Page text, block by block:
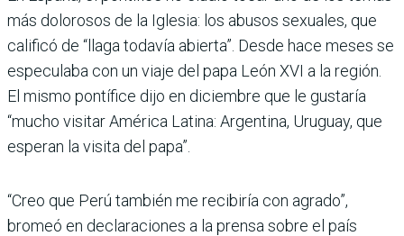
más dolorosos de la Iglesia: los abusos sexuales, que
calificó de “llaga todavía abierta”. Desde hace meses se
especulaba con un viaje del papa León XVI a la región.
El mismo pontífice dijo en diciembre que le gustaría
“mucho visitar América Latina: Argentina, Uruguay, que
esperan la visita del papa”.
“Creo que Perú también me recibiría con agrado”,
bromeó en declaraciones a la prensa sobre el país